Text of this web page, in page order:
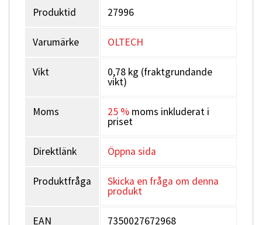
Produktid 27996
Varumärke OLTECH
Vikt 0,78 kg (fraktgrundande
vikt)
Moms 25 % moms inkluderat i
priset
Direktlänk Öppna sida
Produktfråga Skicka en fråga om denna
produkt
EAN 7350027672968